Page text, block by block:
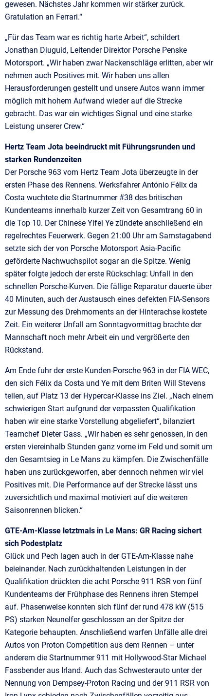
gewesen. Nächstes Jahr kommen wir stärker zurück.
Gratulation an Ferrari.“
„Für das Team war es richtig harte Arbeit“, schildert
Jonathan Diuguid, Leitender Direktor Porsche Penske
Motorsport. „Wir haben zwar Nackenschläge erlitten, aber wir
nehmen auch Positives mit. Wir haben uns allen
Herausforderungen gestellt und unsere Autos wann immer
möglich mit hohem Aufwand wieder auf die Strecke
gebracht. Das war ein wichtiges Signal und eine starke
Leistung unserer Crew.“
Hertz Team Jota beeindruckt mit Führungsrunden und
starken Rundenzeiten
Der Porsche 963 vom Hertz Team Jota überzeugte in der
ersten Phase des Rennens. Werksfahrer António Félix da
Costa wuchtete die Startnummer #38 des britischen
Kundenteams innerhalb kurzer Zeit von Gesamtrang 60 in
die Top 10. Der Chinese Yifei Ye zündete anschließend ein
regelrechtes Feuerwerk. Gegen 21:00 Uhr am Samstagabend
setzte sich der von Porsche Motorsport Asia-Pacific
geförderte Nachwuchspilot sogar an die Spitze. Wenig
später folgte jedoch der erste Rückschlag: Unfall in den
schnellen Porsche-Kurven. Die fällige Reparatur dauerte über
40 Minuten, auch der Austausch eines defekten FIA-Sensors
zur Messung des Drehmoments an der Hinterachse kostete
Zeit. Ein weiterer Unfall am Sonntagvormittag brachte der
Mannschaft noch mehr Arbeit ein und vergrößerte den
Rückstand.
Am Ende fuhr der erste Kunden-Porsche 963 in der FIA WEC,
den sich Félix da Costa und Ye mit dem Briten Will Stevens
teilen, auf Platz 13 der Hypercar-Klasse ins Ziel. „Nach einem
schwierigen Start aufgrund der verpassten Qualifikation
haben wir eine starke Vorstellung abgeliefert“, bilanziert
Teamchef Dieter Gass. „Wir haben es sehr genossen, in den
ersten viereinhalb Stunden ganz vorne im Feld und somit um
den Gesamtsieg in Le Mans zu kämpfen. Die Zwischenfälle
haben uns zurückgeworfen, aber dennoch nehmen wir viel
Positives mit. Die Performance auf der Strecke lässt uns
zuversichtlich und maximal motiviert auf die weiteren
Saisonrennen blicken.“
GTE-Am-Klasse letztmals in Le Mans: GR Racing sichert
sich Podestplatz
Glück und Pech lagen auch in der GTE-Am-Klasse nahe
beieinander. Nach zurückhaltenden Leistungen in der
Qualifikation drückten die acht Porsche 911 RSR von fünf
Kundenteams der Frühphase des Rennens ihren Stempel
auf. Phasenweise konnten sich fünf der rund 478 kW (515
PS) starken Neunelfer geschlossen an der Spitze der
Kategorie behaupten. Anschließend warfen Unfälle alle drei
Autos von Proton Competition aus dem Rennen – unter
anderem die Startnummer 911 mit Hollywood-Star Michael
Fassbender aus Irland. Auch das Schwesterauto unter der
Nennung von Dempsey-Proton Racing und der 911 RSR von